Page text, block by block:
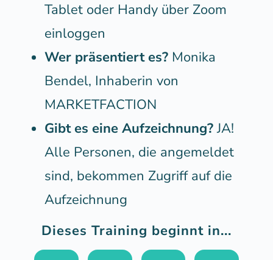
Tablet oder Handy über Zoom
einloggen
Wer präsentiert es? Monika
Bendel, Inhaberin von
MARKETFACTION
Gibt es eine Aufzeichnung?JA!
Alle Personen, die angemeldet
sind, bekommen Zugriff auf die
Aufzeichnung
Dieses Training beginnt in...